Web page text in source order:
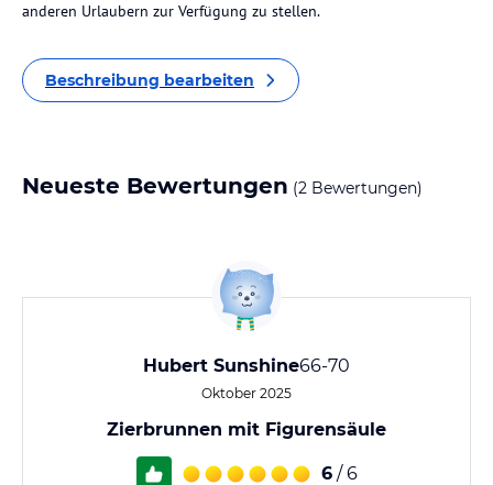
anderen Urlaubern zur Verfügung zu stellen.
Beschreibung bearbeiten
Neueste Bewertungen (2 Bewertungen)
Hubert Sunshine66-70
Oktober 2025
Zierbrunnen mit Figurensäule
6 / 6